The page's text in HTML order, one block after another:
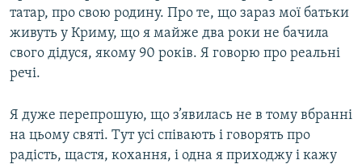
татар, про свою родину. Про те, що зараз мої батьки
живуть у Криму, що я майже два роки не бачила
свого дідуся, якому 90 років. Я говорю про реальні
речі.
Я дуже перепрошую, що з’явилась не в тому вбранні
на цьому святі. Тут усі співають і говорять про
радість, щастя, кохання, і одна я приходжу і кажу